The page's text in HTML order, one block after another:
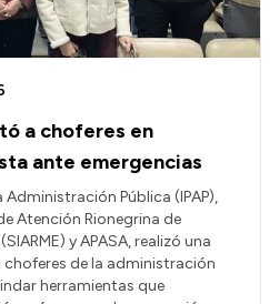
a choferes en
ante emergencias
Pública (IPAP),
Atención Rionegrina de
y APASA, realizó una
de la administración
herramientas que